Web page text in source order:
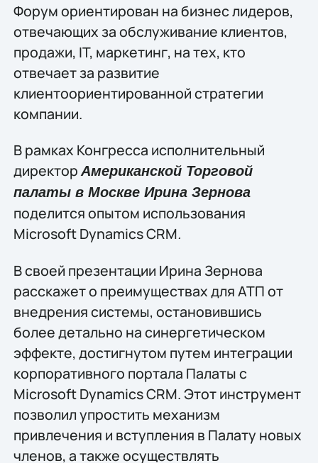
Форум ориентирован на бизнес лидеров,
отвечающих за обслуживание клиентов,
продажи, IT, маркетинг, на тех, кто
отвечает за развитие
клиентоориентированной стратегии
компании.
В рамках Конгресса исполнительный
директорАмериканской Торговой
палаты в Москве Ирина Зернова
поделится опытом использования
Microsoft Dynamics CRM.
В своей презентации Ирина Зернова
расскажет о преимуществах для АТП от
внедрения системы, остановившись
более детально на синергетическом
эффекте, достигнутом путем интеграции
корпоративного портала Палаты с
Microsoft Dynamics CRM. Этот инструмент
позволил упростить механизм
привлечения и вступления в Палату новых
членов, а также осуществлять